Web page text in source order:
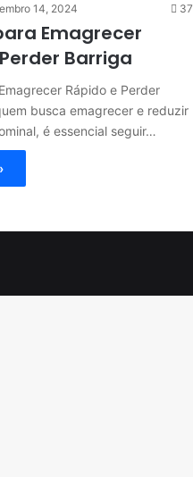
14, 2024 37
Emagrecer
Barriga
Rápido e Perder
busca emagrecer e reduzir
é essencial seguir…